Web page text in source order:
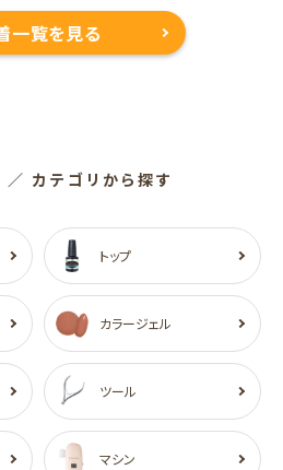
一覧を見る
／ カテゴリから探す
トップ
カラージェル
ツール
マシン